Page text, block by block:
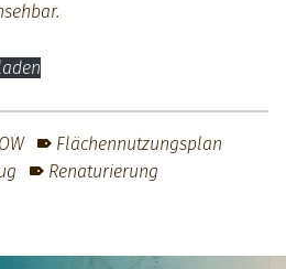
Flächennutzungsplan
Renaturierung